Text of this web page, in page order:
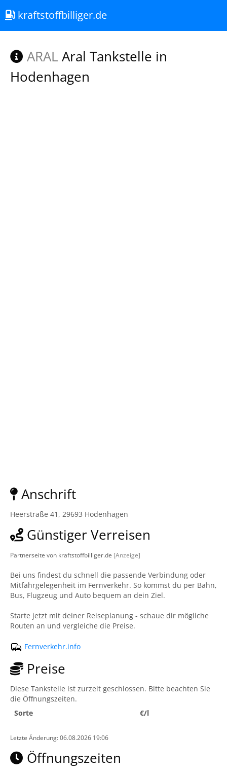
kraftstoffbilliger.de
ARAL Aral Tankstelle in
Hodenhagen
Anschrift
Heerstraße 41, 29693 Hodenhagen
Günstiger Verreisen
Partnerseite von kraftstoffbilliger.de [Anzeige]
Bei uns findest du schnell die passende Verbindung oder
Mitfahrgelegenheit im Fernverkehr. So kommst du per Bahn,
Bus, Flugzeug und Auto bequem an dein Ziel.
Starte jetzt mit deiner Reiseplanung - schaue dir mögliche
Routen an und vergleiche die Preise.
Fernverkehr.info
Preise
Diese Tankstelle ist zurzeit geschlossen. Bitte beachten Sie
die Öffnungszeiten.
Sorte
€/l
Letzte Änderung: 06.08.2026 19:06
Öffnungszeiten